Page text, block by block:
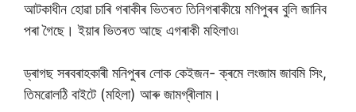
আটকাধীন হোৱা চাৰি গৰাকীৰ ভিতৰত তিনিগৰাকীয়ে মণিপুৰৰ বুলি জানিব
পৰা গৈছে। ইয়াৰ ভিতৰত আছে এগৰাকী মহিলাও৷
ড্ৰাগছ সৰবৰাহকাৰী মনিপুৰৰ লোক কেইজন- ক্ৰমে লংজাম জাবমি সিং,
তিমৱোলঠি বাইটে (মহিলা) আৰু জামগ্ৰীলাম।